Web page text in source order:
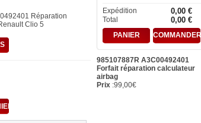
Réparation
Clio 5
Expédition
0,00 €
Total 0,00 €
PANIER COMMANDER
985107887R A3C00492401
Forfait réparation calculateur
airbag
Prix :99,00€